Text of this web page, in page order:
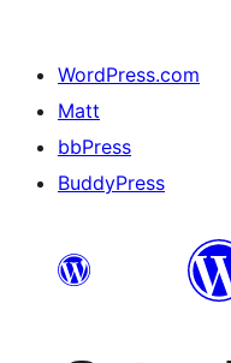
WordPress.com
Matt
bbPress
BuddyPress